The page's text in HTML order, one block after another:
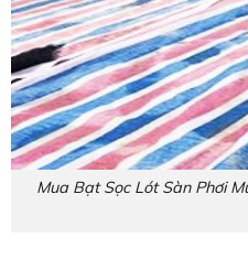
Mua Bạt Sọc Lót Sàn Phơi